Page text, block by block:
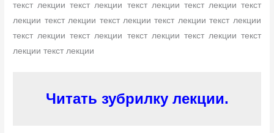
текст лекции текст лекции текст лекции текст лекции текст
лекции текст лекции текст лекции текст лекции текст лекции
текст лекции текст лекции текст лекции текст лекции текст
лекции текст лекции
Читать зубрилку лекции.